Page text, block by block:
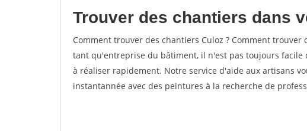
Trouver des chantiers dans
Comment trouver des chantiers Culoz ? Comment
tant qu'entreprise du bâtiment, il n'est pas toujours
à réaliser rapidement. Notre service d'aide aux artisans
instantannée avec des peintures à la recherche de